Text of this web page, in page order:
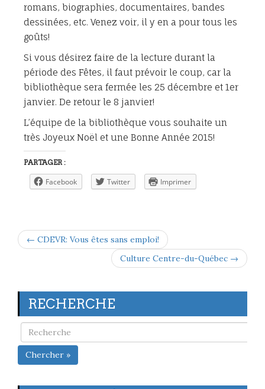
romans, biographies, documentaires, bandes
dessinées, etc. Venez voir, il y en a pour tous les
goûts!
Si vous désirez faire de la lecture durant la
période des Fêtes, il faut prévoir le coup, car la
bibliothèque sera fermée les 25 décembre et 1er
janvier. De retour le 8 janvier!
L’équipe de la bibliothèque vous souhaite un
très Joyeux Noël et une Bonne Année 2015!
PARTAGER :
Facebook Twitter Imprimer
← CDEVR: Vous êtes sans emploi!
Culture Centre-du-Québec →
RECHERCHE
Chercher »